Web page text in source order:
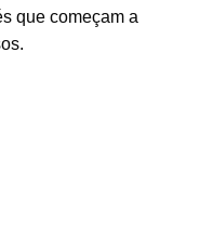
que começam a